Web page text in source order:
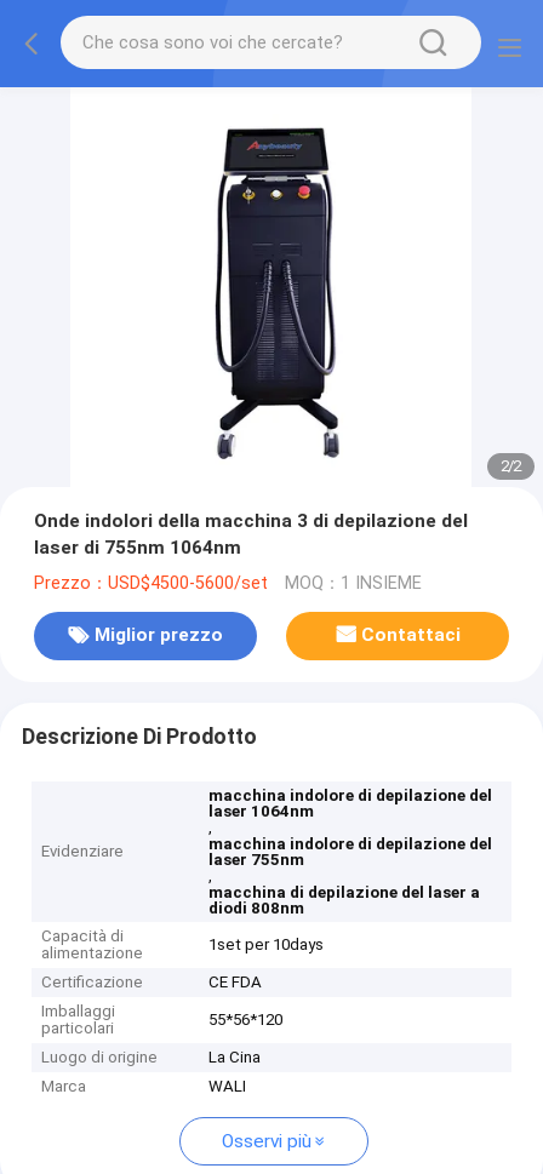
2/2
Onde indolori della macchina 3 di depilazione del
laser di 755nm 1064nm
Prezzo：USD$4500-5600/set MOQ：1 INSIEME
Miglior prezzo Contattaci
Descrizione Di Prodotto
Evidenziare
macchina indolore di depilazione del
laser 1064nm
,
macchina indolore di depilazione del
laser 755nm
,
macchina di depilazione del laser a
diodi 808nm
Capacità di
alimentazione
1set per 10days
Certificazione
CE FDA
Imballaggi
particolari
55*56*120
Luogo di origine
La Cina
Marca
WALI
Osservi più